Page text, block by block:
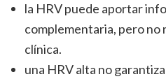
la HRV puede aportar
complementaria, pero no
clínica.
una HRV alta no